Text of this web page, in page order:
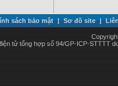
sách bảo mật | Sơ đồ site |
tử tổng hợp số 94/GP-ICP-STTTT